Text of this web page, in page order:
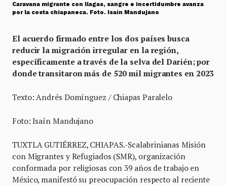
Caravana migrante con llagas, sangre e incertidumbre avanza
por la costa chiapaneca. Foto. Isaín Mandujano
El acuerdo firmado entre los dos países busca
reducir la migración irregular en la región,
específicamente a través de la selva del Darién; por
donde transitaron más de 520 mil migrantes en 2023
Texto: Andrés Domínguez / Chiapas Paralelo
Foto: Isaín Mandujano
TUXTLA GUTIÉRREZ, CHIAPAS.-Scalabrinianas Misión
con Migrantes y Refugiados (SMR), organización
conformada por religiosas con 39 años de trabajo en
México, manifestó su preocupación respecto al reciente